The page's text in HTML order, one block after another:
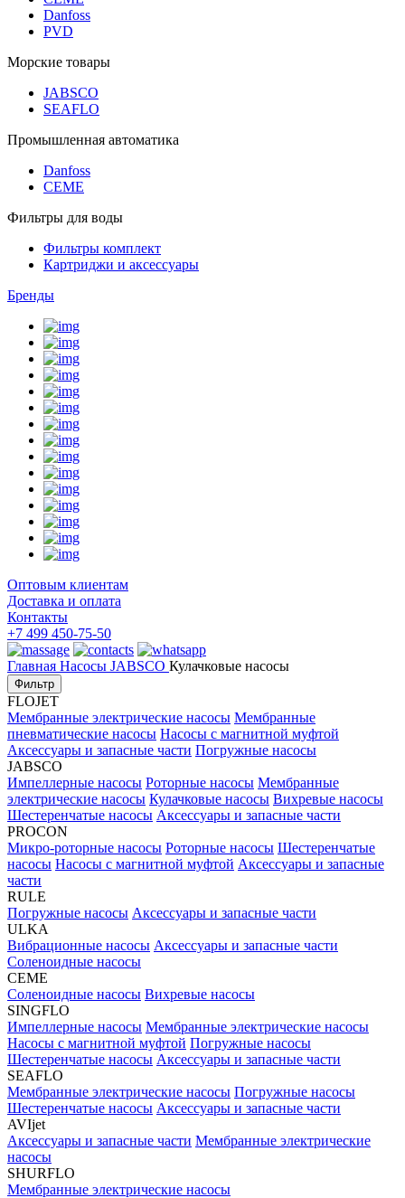
Danfoss
PVD
Морские товары
JABSCO
SEAFLO
Промышленная автоматика
Danfoss
CEME
Фильтры для воды
Фильтры комплект
Картриджи и аксессуары
Бренды
Оптовым клиентам
Доставка и оплата
Контакты
+7 499 450-75-50
Главная Насосы JABSCO Кулачковые насосы
Фильтр
FLOJET
Мембранные электрические насосы Мембранные
пневматические насосы Насосы с магнитной муфтой
Аксессуары и запасные части Погружные насосы
JABSCO
Импеллерные насосы Роторные насосы Мембранные
электрические насосы Кулачковые насосы Вихревые насосы
Шестеренчатые насосы Аксессуары и запасные части
PROCON
Микро-роторные насосы Роторные насосы Шестеренчатые
насосы Насосы с магнитной муфтой Аксессуары и запасные
части
RULE
Погружные насосы Аксессуары и запасные части
ULKA
Вибрационные насосы Аксессуары и запасные части
Соленоидные насосы
CEME
Соленоидные насосы Вихревые насосы
SINGFLO
Импеллерные насосы Мембранные электрические насосы
Насосы с магнитной муфтой Погружные насосы
Шестеренчатые насосы Аксессуары и запасные части
SEAFLO
Мембранные электрические насосы Погружные насосы
Шестеренчатые насосы Аксессуары и запасные части
AVIjet
Аксессуары и запасные части Мембранные электрические
насосы
SHURFLO
Мембранные электрические насосы